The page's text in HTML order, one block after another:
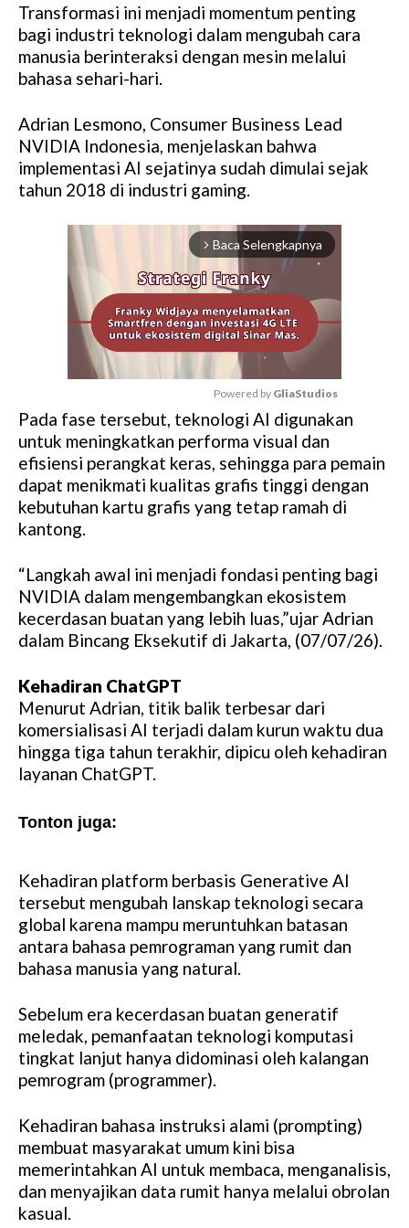
Transformasi ini menjadi momentum penting
bagi industri teknologi dalam mengubah cara
manusia berinteraksi dengan mesin melalui
bahasa sehari-hari.
Adrian Lesmono, Consumer Business Lead
NVIDIA Indonesia, menjelaskan bahwa
implementasi AI sejatinya sudah dimulai sejak
tahun 2018 di industri gaming.
arrow_forward_ios Baca Selengkapnya
M
u
t
e
Powered by GliaStudios
Pada fase tersebut, teknologi AI digunakan
untuk meningkatkan performa visual dan
efisiensi perangkat keras, sehingga para pemain
dapat menikmati kualitas grafis tinggi dengan
kebutuhan kartu grafis yang tetap ramah di
kantong.
“Langkah awal ini menjadi fondasi penting bagi
NVIDIA dalam mengembangkan ekosistem
kecerdasan buatan yang lebih luas,”ujar Adrian
dalam Bincang Eksekutif di Jakarta, (07/07/26).
Kehadiran ChatGPT
Menurut Adrian, titik balik terbesar dari
komersialisasi AI terjadi dalam kurun waktu dua
hingga tiga tahun terakhir, dipicu oleh kehadiran
layanan ChatGPT.
Tonton juga:
Video Rekomendasi Untuk Anda
Kehadiran platform berbasis Generative AI
tersebut mengubah lanskap teknologi secara
global karena mampu meruntuhkan batasan
antara bahasa pemrograman yang rumit dan
bahasa manusia yang natural.
Sebelum era kecerdasan buatan generatif
meledak, pemanfaatan teknologi komputasi
tingkat lanjut hanya didominasi oleh kalangan
pemrogram (programmer).
Kehadiran bahasa instruksi alami (prompting)
membuat masyarakat umum kini bisa
memerintahkan AI untuk membaca, menganalisis,
dan menyajikan data rumit hanya melalui obrolan
kasual.